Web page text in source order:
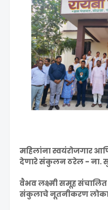
महिलांना स्वयंरोजगार
देणारे संकुलन ठरेल - ना.
वैभव लक्ष्मी समूह संचालित
संकुलाचे नूतनीकरण